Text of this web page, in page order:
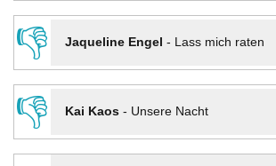
👎
Jaqueline Engel - Lass mich raten
👎
Kai Kaos- Unsere Nacht